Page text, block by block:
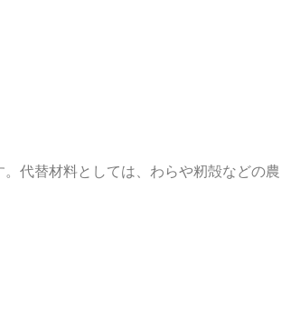
代替材料としては、わらや籾殻などの農